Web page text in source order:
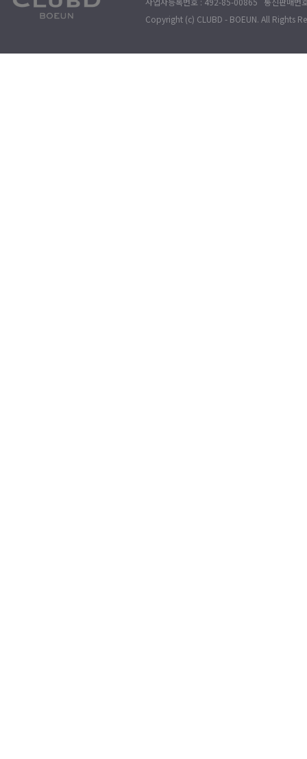
Copyright (c) CLUBD - BOEUN. All Rights